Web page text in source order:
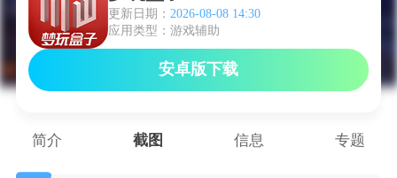
更新日期： 2026-08-08 14:30
应用类型：游戏辅助
安卓版下载
简介 截图 信息 专题